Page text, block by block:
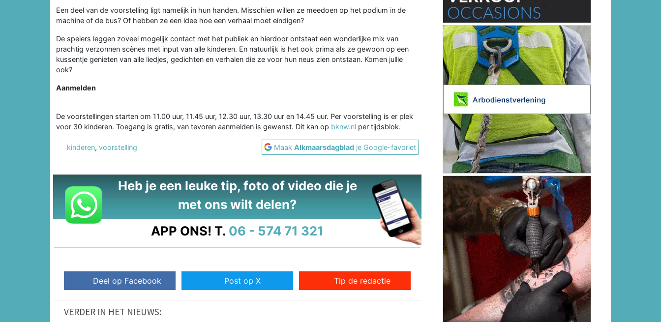
Een deel van de voorstelling ligt namelijk in hun handen. Misschien willen ze meedoen op het podium in de
machine of de bus? Of hebben ze een idee hoe een verhaal moet eindigen?
De spelers leggen zoveel mogelijk contact met het publiek en hierdoor ontstaat een wonderlijke mix van
prachtig verzonnen scènes met input van alle kinderen. En natuurlijk is het ook prima als ze gewoon op een
kussentje genieten van alle liedjes, gedichten en verhalen die ze voor hun neus zien ontstaan. Komen jullie
ook?
Aanmelden
De voorstellingen starten om 11.00 uur, 11.45 uur, 12.30 uur, 13.30 uur en 14.45 uur. Per voorstelling is er plek
voor 30 kinderen. Toegang is gratis, van tevoren aanmelden is gewenst. Dit kan op bknw.nl per tijdsblok.
kinderen, voorstelling MaakAlkmaarsdagblad je Google-favoriet
Heb je een leuke tip, foto of video die je
met ons wilt delen?
APP ONS! T. 06 - 574 71 321
Deel op Facebook Post op X Tip de redactie
VERDER IN HET NIEUWS: